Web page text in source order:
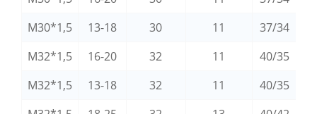
M30*1,5
13-18 30 11
37/34
M32*1,5
16-20 32 11
40/35
M32*1,5
13-18 32 11
40/35